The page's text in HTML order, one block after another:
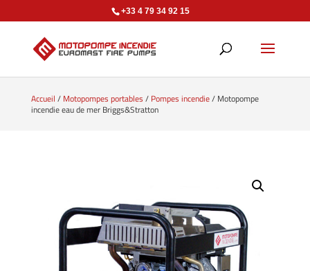
+33 4 79 34 92 15
Accueil / Motopompes portables / Pompes incendie/ Motopompe
incendie eau de mer Briggs&Stratton